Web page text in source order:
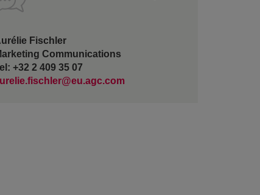
Fischler
Communications
+32 2 409 35 07